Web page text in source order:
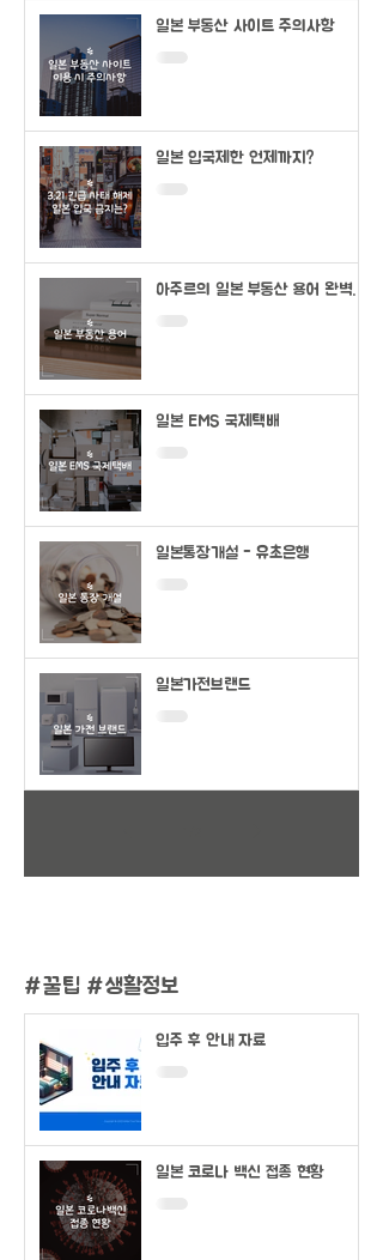
일본 부동산 사이트 주의사항
일본 입국제한 언제까지?
아주르의 일본 부동산 용어 완벽정
일본 EMS 국제택배
일본통장개설 - 유초은행
일본가전브랜드
#꿀팁 #생활정보
입주 후 안내 자료
일본 코로나 백신 접종 현황